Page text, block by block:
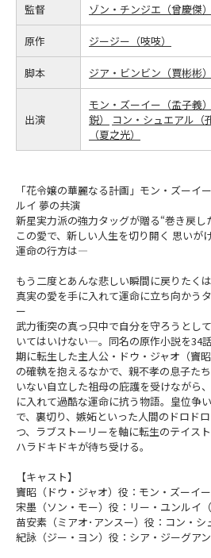
監督 ゾン・チンジエ（曾慶傑）
原作 ジージー（吱吱）
脚本 ジア・ビンビン（賈彬彬）
出演
モン・ズーイー（孟子義）
鋭）
コン・シュエアル（
（夏之光）
「花令嬢の華麗なる計画」モン・ズー
ルイ 夢の共演
新星実力派の強力タッグが贈る“巻き戻
この愛で、新しい人生を切り開く 思いが
運命の行方は―
もう二度とあんな悲しい瞬間に戻りたく
真実の愛を手に入れて運命に立ち向かう
ー
武力衝突の真っ只中で自分を守ろうとし
いてはいけない―。同名の原作小説を34
期に転生した主人公・ドウ・ジャオ（竇
の確執を抱えるなかで、親不孝の息子た
いない自立した祖母の庇護を受けながら
に入れて過酷な運命に抗う物語。皇位争
で、裏切り、嫉妬といった人間のドロド
つ、ラブストーリーを軸に転生のテイス
ハラドキドキが待ち受ける。
【キャスト】
竇昭（ドウ・ジャオ）役：モン・ズーイー
宋墨（ソン・モー）役：リー・ユンルイ（
苗安素（ミアオ･アンスー）役：コン・シ
紀詠（ジー・ヨン）役：シア・ジーグアン